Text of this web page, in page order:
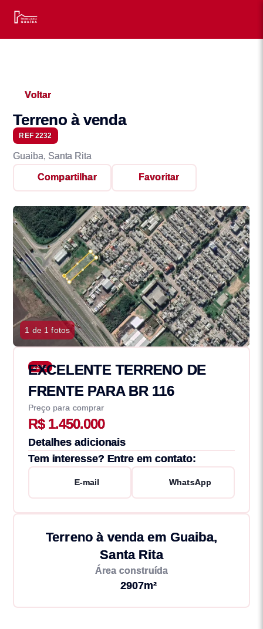
Voltar
Terreno à venda
REF 2232
Guaiba, Santa Rita
Compartilhar Favoritar
1 de 1 fotos
2232
EXCELENTE TERRENO DE
FRENTE PARA BR 116
Preço para comprar
R$ 1.450.000
Detalhes adicionais
Tem interesse? Entre em contato:
E-mail WhatsApp
Terreno à venda em Guaiba,
Santa Rita
Área construída
2907m²